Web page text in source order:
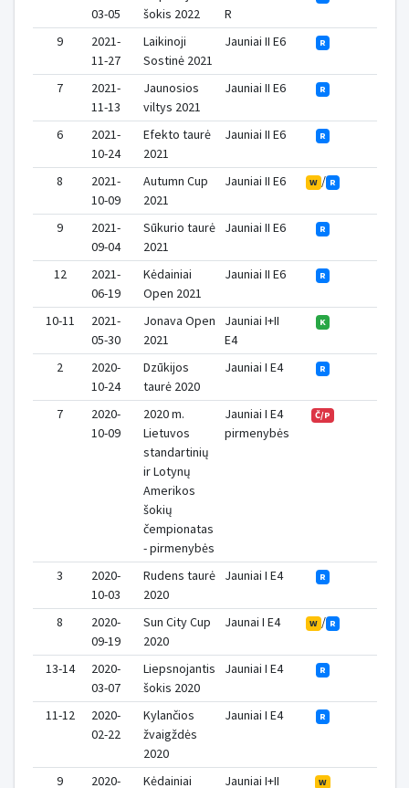
03-05
šokis 2022
R
9
2021-
11-27
Laikinoji
Sostinė 2021
Jauniai II E6 R
7
2021-
11-13
Jaunosios
viltys 2021
Jauniai II E6 R
6
2021-
10-24
Efekto taurė
2021
Jauniai II E6 R
8
2021-
10-09
Autumn Cup
2021
Jauniai II E6 W / R
9
2021-
09-04
Sūkurio taurė
2021
Jauniai II E6 R
12
2021-
06-19
Kėdainiai
Open 2021
Jauniai II E6 R
10-11
2021-
05-30
Jonava Open
2021
Jauniai I+II
E4
K
2
2020-
10-24
Dzūkijos
taurė 2020
Jauniai I E4 R
7
2020-
10-09
2020 m.
Lietuvos
standartinių
ir Lotynų
Amerikos
šokių
čempionatas
- pirmenybės
Jauniai I E4
pirmenybės
Č/P
3
2020-
10-03
Rudens taurė
2020
Jauniai I E4 R
8
2020-
09-19
Sun City Cup
2020
Jaunai I E4 W / R
13-14
2020-
03-07
Liepsnojantis
šokis 2020
Jauniai I E4 R
11-12
2020-
02-22
Kylančios
žvaigždės
2020
Jauniai I E4 R
9 2020- Kėdainiai Jauniai I+II W